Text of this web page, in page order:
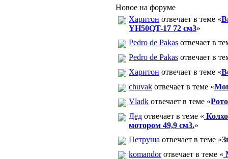
Новое на форуме
Харитон отвечает в теме «
YH50QT-17 72 см3»
Pedro de Pakas отвечает в
Pedro de Pakas отвечает в
Харитон отвечает в теме «
chuvak отвечает в теме «
Vladk отвечает в теме «
Дед отвечает в теме «
мотором 49,9 см3.»
Петруша отвечает в теме «
komandorотвечает в теме «